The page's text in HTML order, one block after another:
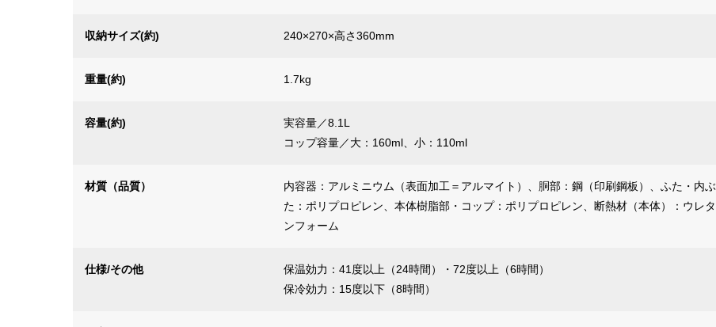
収納サイズ(約) 240×270×高さ360mm
重量(約) 1.7kg
容量(約)
実容量／8.1L
コップ容量／大：160ml、小：110ml
材質（品質）
内容器：アルミニウム（表面加工＝アルマイト）、胴部：鋼（印刷鋼板）、ふた・内ぶ
た：ポリプロピレン、本体樹脂部・コップ：ポリプロピレン、断熱材（本体）：ウレタ
ンフォーム
仕様/その他
保温効力：41度以上（24時間）・72度以上（6時間）
保冷効力：15度以下（8時間）